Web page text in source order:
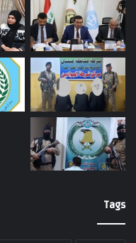
Tags